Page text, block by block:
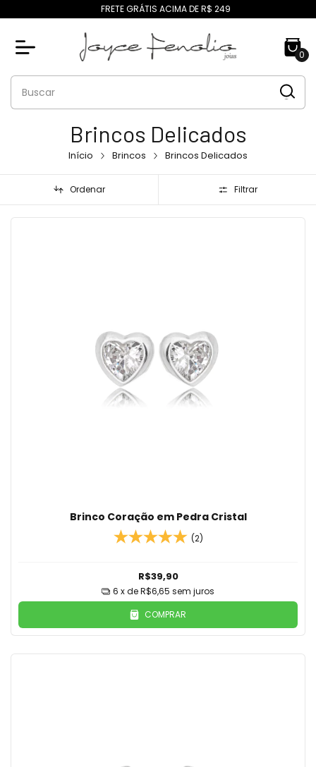
FRETE GRÁTIS ACIMA DE R$ 249
0
Brincos Delicados
Início Brincos Brincos Delicados
Ordenar Filtrar
Brinco Coração em Pedra Cristal
(2)
R$39,90
6 x deR$6,65 sem juros
COMPRAR